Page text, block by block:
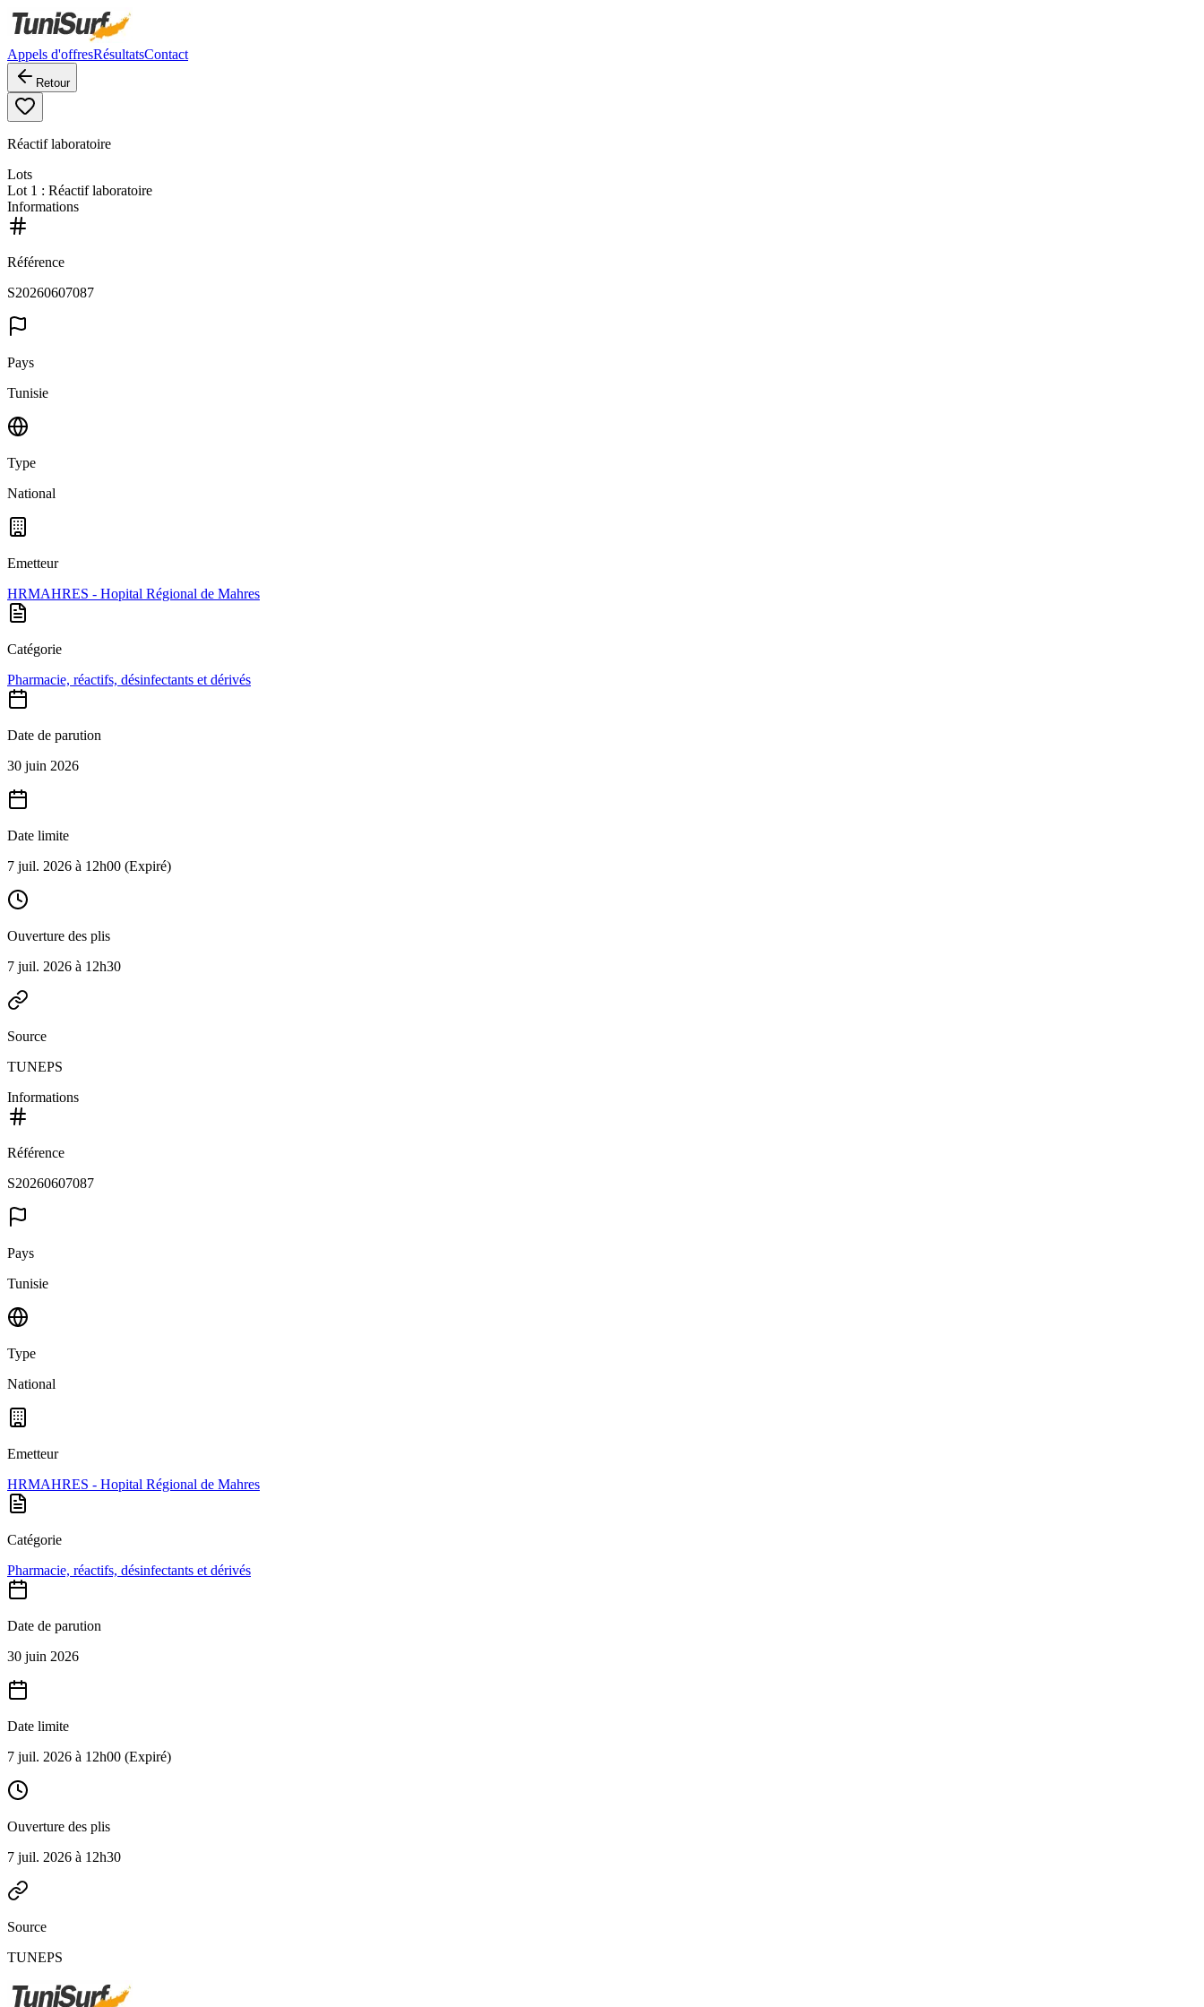
Appels d'offresRésultatsContact
Retour
Réactif laboratoire
Lots
Lot 1 : Réactif laboratoire
Informations
Référence
S20260607087
Pays
Tunisie
Type
National
Emetteur
HRMAHRES - Hopital Régional de Mahres
Catégorie
Pharmacie, réactifs, désinfectants et dérivés
Date de parution
30 juin 2026
Date limite
7 juil. 2026 à 12h00 (Expiré)
Ouverture des plis
7 juil. 2026 à 12h30
Source
TUNEPS
Informations
Référence
S20260607087
Pays
Tunisie
Type
National
Emetteur
HRMAHRES - Hopital Régional de Mahres
Catégorie
Pharmacie, réactifs, désinfectants et dérivés
Date de parution
30 juin 2026
Date limite
7 juil. 2026 à 12h00 (Expiré)
Ouverture des plis
7 juil. 2026 à 12h30
Source
TUNEPS